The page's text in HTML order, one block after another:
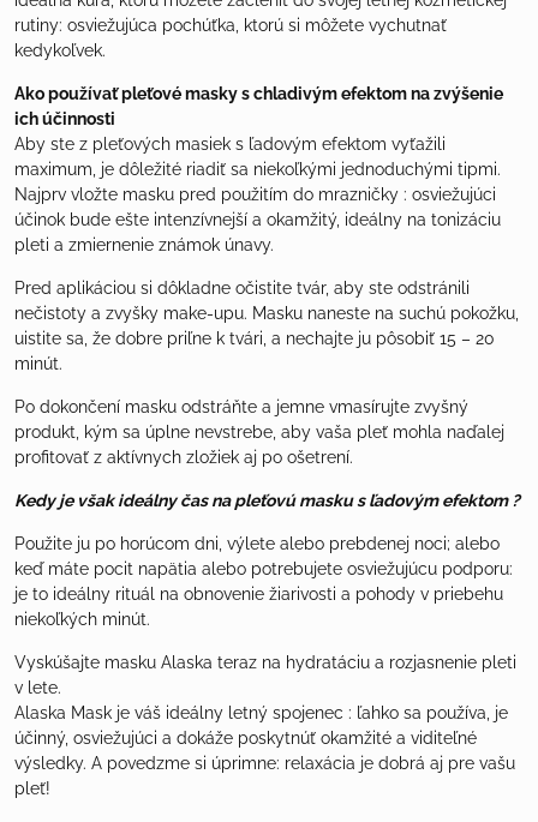
rutiny: osviežujúca pochúťka, ktorú si môžete vychutnať
kedykoľvek.
Ako používať pleťové masky s chladivým efektom na zvýšenie
ich účinnosti
Aby ste z pleťových masiek s ľadovým efektom vyťažili
maximum, je dôležité riadiť sa niekoľkými jednoduchými tipmi.
Najprv vložte masku pred použitím do mrazničky : osviežujúci
účinok bude ešte intenzívnejší a okamžitý, ideálny na tonizáciu
pleti a zmiernenie známok únavy.
Pred aplikáciou si dôkladne očistite tvár, aby ste odstránili
nečistoty a zvyšky make-upu. Masku naneste na suchú pokožku,
uistite sa, že dobre priľne k tvári, a nechajte ju pôsobiť 15 – 20
minút.
Po dokončení masku odstráňte a jemne vmasírujte zvyšný
produkt, kým sa úplne nevstrebe, aby vaša pleť mohla naďalej
profitovať z aktívnych zložiek aj po ošetrení.
Kedy je však ideálny čas na pleťovú masku s ľadovým efektom ?
Použite ju po horúcom dni, výlete alebo prebdenej noci; alebo
keď máte pocit napätia alebo potrebujete osviežujúcu podporu:
je to ideálny rituál na obnovenie žiarivosti a pohody v priebehu
niekoľkých minút.
Vyskúšajte masku Alaska teraz na hydratáciu a rozjasnenie pleti
v lete.
Alaska Mask je váš ideálny letný spojenec : ľahko sa používa, je
účinný, osviežujúci a dokáže poskytnúť okamžité a viditeľné
výsledky. A povedzme si úprimne: relaxácia je dobrá aj pre vašu
pleť!